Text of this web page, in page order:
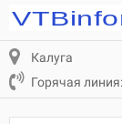
Калуга
Горячая